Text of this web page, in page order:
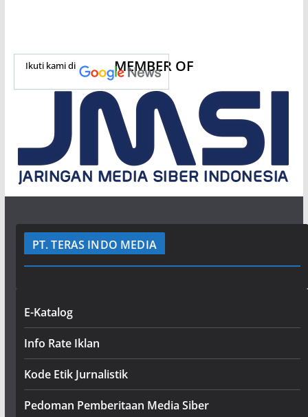
Ikuti kami di MEMBER OF
PT. TERAS INDO MEDIA
E-Katalog
Info Rate Iklan
Kode Etik Jurnalistik
Pedoman Pemberitaan Media Siber